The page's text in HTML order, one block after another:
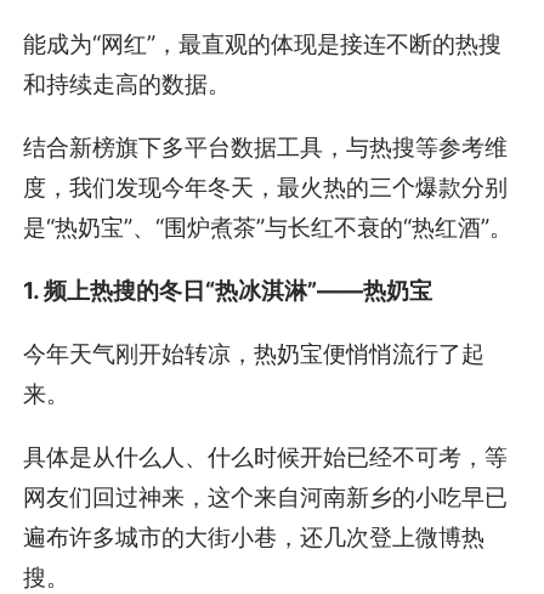
能成为“网红”，最直观的体现是接连不断的热搜
和持续走高的数据。
结合新榜旗下多平台数据工具，与热搜等参考维
度，我们发现今年冬天，最火热的三个爆款分别
是“热奶宝”、“围炉煮茶”与长红不衰的“热红酒”。
1. 频上热搜的冬日“热冰淇淋”——热奶宝
今年天气刚开始转凉，热奶宝便悄悄流行了起
来。
具体是从什么人、什么时候开始已经不可考，等
网友们回过神来，这个来自河南新乡的小吃早已
遍布许多城市的大街小巷，还几次登上微博热
搜。